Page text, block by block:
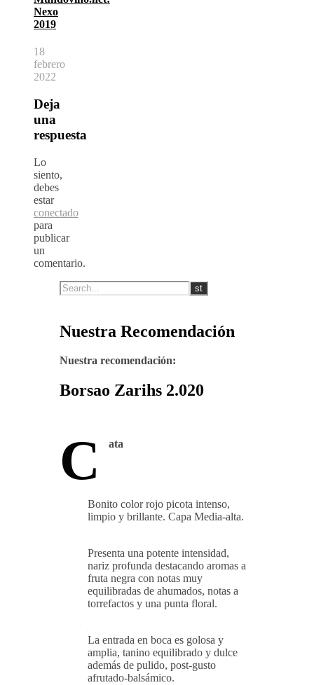
Nexo
2019
18
febrero
2022
Deja
una
respuesta
Lo
siento,
debes
estar
conectado
para
publicar
un
comentario.
Nuestra Recomendación
Nuestra recomendación:
Borsao Zarihs 2.020
C ata
Bonito color rojo picota intenso,
limpio y brillante. Capa Media-alta.
Presenta una potente intensidad,
nariz profunda destacando aromas a
fruta negra con notas muy
equilibradas de ahumados, notas a
torrefactos y una punta floral.
La entrada en boca es golosa y
amplia, tanino equilibrado y dulce
además de pulido, post-gusto
afrutado-balsámico.